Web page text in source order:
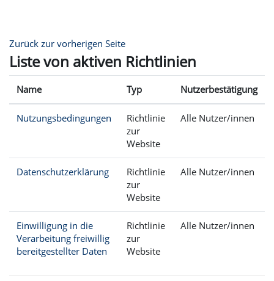
Zurück zur vorherigen Seite
Liste von aktiven Richtlinien
Name Typ Nutzerbestätigung
Nutzungsbedingungen
Richtlinie
zur
Website
Alle Nutzer/innen
Datenschutzerklärung
Richtlinie
zur
Website
Alle Nutzer/innen
Einwilligung in die
Verarbeitung freiwillig
bereitgestellter Daten
Richtlinie
zur
Website
Alle Nutzer/innen